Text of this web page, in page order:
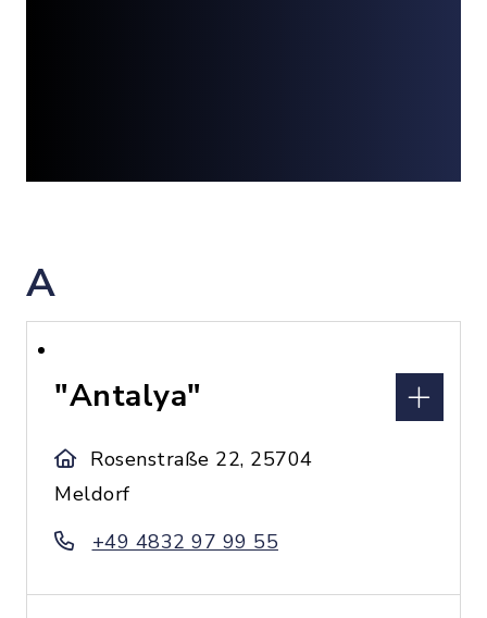
A
"Antalya"
Rosenstraße 22, 25704
Meldorf
+49 4832 97 99 55